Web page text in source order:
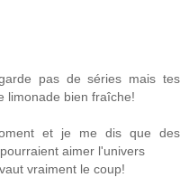
pas de séries mais tes
limonade bien fraîche!
et je me dis que des
aimer l'univers
vraiment le coup!